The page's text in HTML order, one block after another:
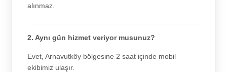
alınmaz.
2. Aynı gün hizmet veriyor musunuz?
Evet, Arnavutköy bölgesine 2 saat içinde mobil
ekibimiz ulaşır.